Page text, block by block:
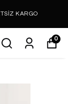
KARGO
0